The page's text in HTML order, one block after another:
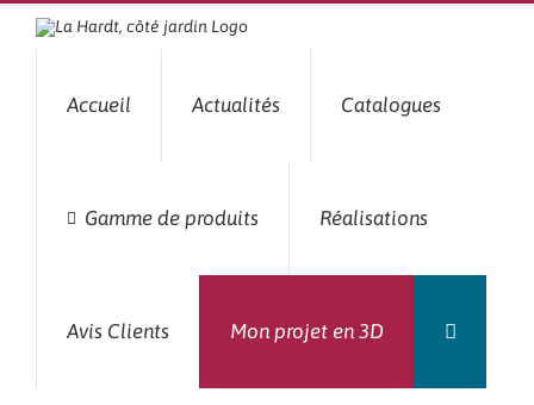
Passer
Accueil Actualités Catalogues
Gamme de produits Réalisations
Avis Clients Mon projet en 3D